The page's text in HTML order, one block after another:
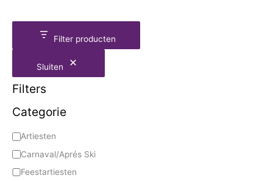
Filter producten
Sluiten
Filters
Categorie
Artiesten
Carnaval/Aprés Ski
Feestartiesten